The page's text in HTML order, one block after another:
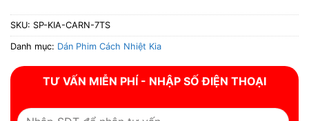
SKU: SP-KIA-CARN-7TS
Danh mục: Dán Phim Cách Nhiệt Kia
TƯ VẤN MIỄN PHÍ - NHẬP SỐ ĐIỆN THOẠI